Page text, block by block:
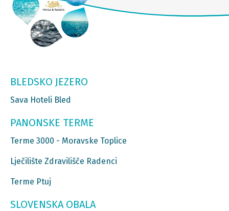
BLEDSKO JEZERO
Sava Hoteli Bled
PANONSKE TERME
Terme 3000 - Moravske Toplice
Lječilište Zdravilišče Radenci
Terme Ptuj
SLOVENSKA OBALA